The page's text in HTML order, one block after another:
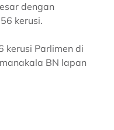
dengan
kerusi.
kerusi Parlimen di
BN lapan